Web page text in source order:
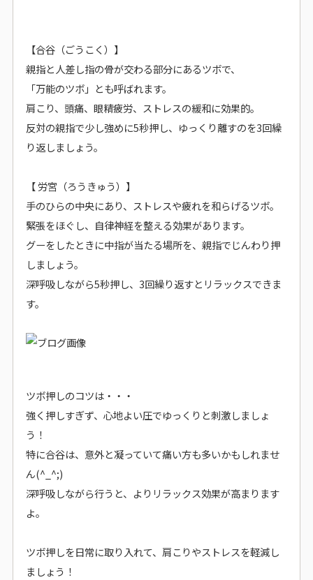
【合谷（ごうこく）】
親指と人差し指の骨が交わる部分にあるツボで、
「万能のツボ」とも呼ばれます。
肩こり、頭痛、眼精疲労、ストレスの緩和に効果的。
反対の親指で少し強めに5秒押し、ゆっくり離すのを3回繰
り返しましょう。
【 労宮（ろうきゅう）】
手のひらの中央にあり、ストレスや疲れを和らげるツボ。
緊張をほぐし、自律神経を整える効果があります。
グーをしたときに中指が当たる場所を、親指でじんわり押
しましょう。
深呼吸しながら5秒押し、3回繰り返すとリラックスできま
す。
ツボ押しのコツは・・・
強く押しすぎず、心地よい圧でゆっくりと刺激しましょ
う！
特に合谷は、意外と凝っていて痛い方も多いかもしれませ
ん(^_^;)
深呼吸しながら行うと、よりリラックス効果が高まります
よ。
ツボ押しを日常に取り入れて、肩こりやストレスを軽減し
ましょう！